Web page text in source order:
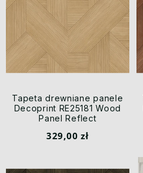
Tapeta drewniane panele
Decoprint RE25181 Wood
Panel Reflect
329,00 zł